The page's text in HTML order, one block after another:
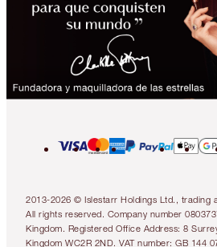
2013-2026 © Islestarr Holdings Ltd., trading
All rights reserved. Company number
Kingdom. Registered Office Address: 8
Kingdom WC2R 2ND. VAT number: GB 144